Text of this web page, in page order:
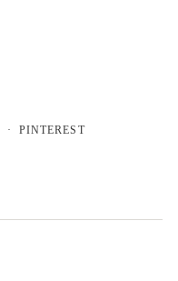
PINTEREST